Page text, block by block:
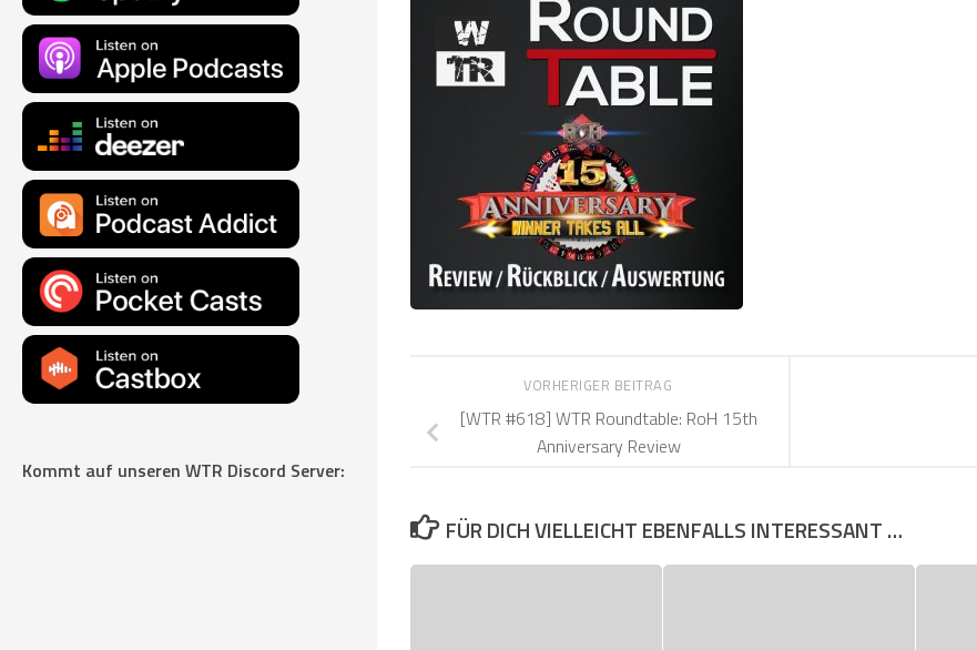
VORHERIGER BEITRAG
[WTR #618] WTR Roundtable: RoH 15th
Anniversary Review
FÜR DICH VIELLEICHT EBENFALLS INTERESSANT …
Kommt auf unseren WTR Discord Server: